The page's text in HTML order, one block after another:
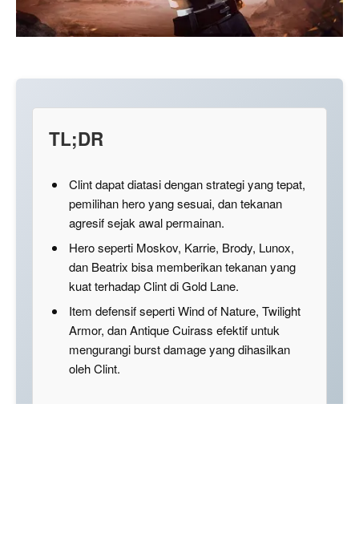
TL;DR
Clint dapat diatasi dengan strategi yang tepat,
pemilihan hero yang sesuai, dan tekanan
agresif sejak awal permainan.
Hero seperti Moskov, Karrie, Brody, Lunox,
dan Beatrix bisa memberikan tekanan yang
kuat terhadap Clint di Gold Lane.
Item defensif seperti Wind of Nature, Twilight
Armor, dan Antique Cuirass efektif untuk
mengurangi burst damage yang dihasilkan
oleh Clint.